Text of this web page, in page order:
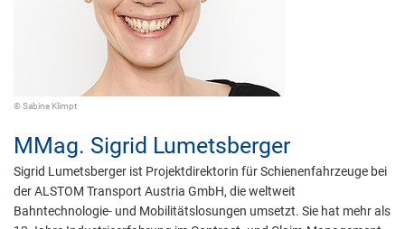
© Sabine Klimpt
MMag. Sigrid Lumetsberger
Sigrid Lumetsberger ist Projektdirektorin für Schienenfahrzeuge bei
der ALSTOM Transport Austria GmbH, die weltweit
Bahntechnologie- und Mobilitätslosungen umsetzt. Sie hat mehr als